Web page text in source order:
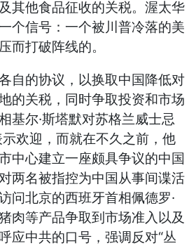
其他食品征收的关税。渥太华
个信号：一个被川普冷落的美
而打破阵线的。
自的协议，以换取中国降低对
的关税，同时争取投资和市场
基尔·斯塔默对苏格兰威士忌
示欢迎，而就在不久之前，他
中心建立一座颇具争议的中国
两名被指控为中国从事间谍活
问北京的西班牙首相佩德罗·
肉等产品争取到市场准入以及
应中共的口号，强调反对“丛